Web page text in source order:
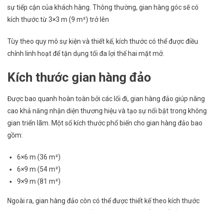
sự tiếp cận của khách hàng. Thông thường, gian hàng góc sẽ có
kích thước từ 3×3 m (9 m²) trở lên
Tùy theo quy mô sự kiện và thiết kế, kích thước có thể được điều
chỉnh linh hoạt để tận dụng tối đa lợi thế hai mặt mở.
Kích thước gian hàng đảo
Được bao quanh hoàn toàn bởi các lối đi, gian hàng đảo giúp nâng
cao khả năng nhận diện thương hiệu và tạo sự nổi bật trong không
gian triển lãm. Một số kích thước phổ biến cho gian hàng đảo bao
gồm:
6×6 m (36 m²)
6×9 m (54 m²)
9×9 m (81 m²)
Ngoài ra, gian hàng đảo còn có thể được thiết kế theo kích thước